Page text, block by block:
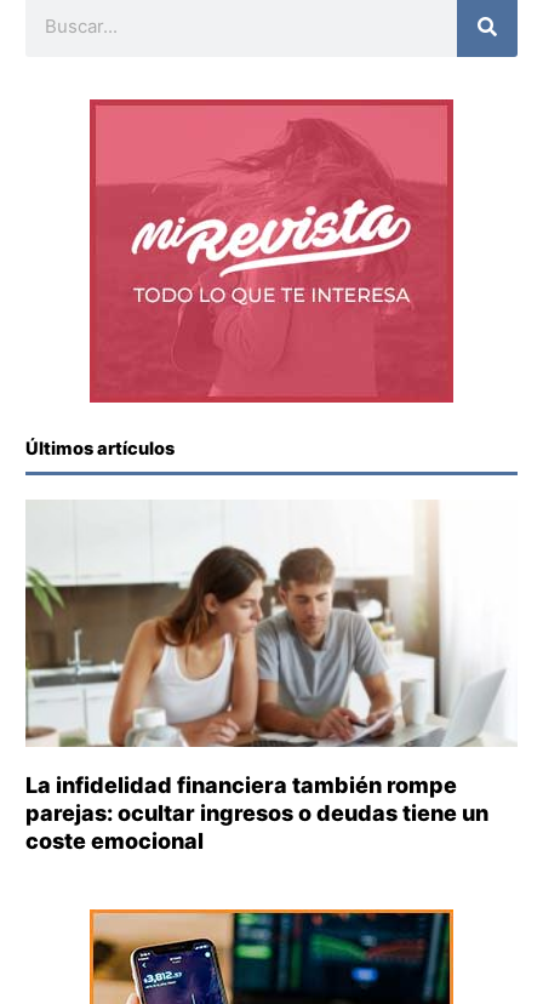
Últimos artículos
La infidelidad financiera también rompe
parejas: ocultar ingresos o deudas tiene un
coste emocional